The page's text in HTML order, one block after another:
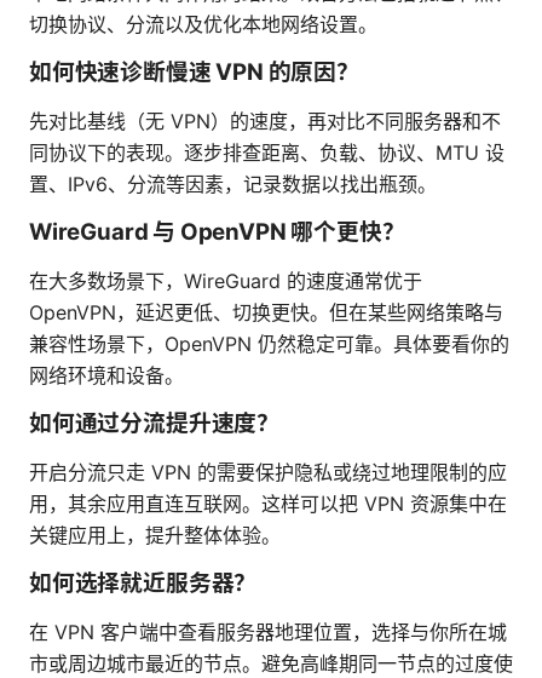
切换协议、分流以及优化本地网络设置。
如何快速诊断慢速 VPN 的原因？
先对比基线（无 VPN）的速度，再对比不同服务器和不
同协议下的表现。逐步排查距离、负载、协议、MTU 设
置、IPv6、分流等因素，记录数据以找出瓶颈。
WireGuard 与 OpenVPN 哪个更快？
在大多数场景下，WireGuard 的速度通常优于
OpenVPN，延迟更低、切换更快。但在某些网络策略与
兼容性场景下，OpenVPN 仍然稳定可靠。具体要看你的
网络环境和设备。
如何通过分流提升速度？
开启分流只走 VPN 的需要保护隐私或绕过地理限制的应
用，其余应用直连互联网。这样可以把 VPN 资源集中在
关键应用上，提升整体体验。
如何选择就近服务器？
在 VPN 客户端中查看服务器地理位置，选择与你所在城
市或周边城市最近的节点。避免高峰期同一节点的过度使